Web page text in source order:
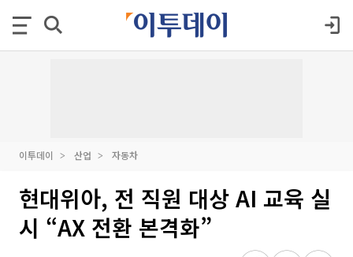
이투데이 산업 자동차
현대위아, 전 직원 대상 AI 교육 실
시 “AX 전환 본격화”